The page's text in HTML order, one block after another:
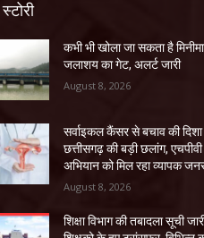
कभी भी खोला जा सकता है
जलाशय का गेट, अलर्ट जारी
August 8, 2026
सर्वाइकल कैंसर से बचाव की
छत्तीसगढ़ की बड़ी छलांग,
अभियान को मिल रहा व्यापक
August 8, 2026
शिक्षा विभाग की तबादला सूची